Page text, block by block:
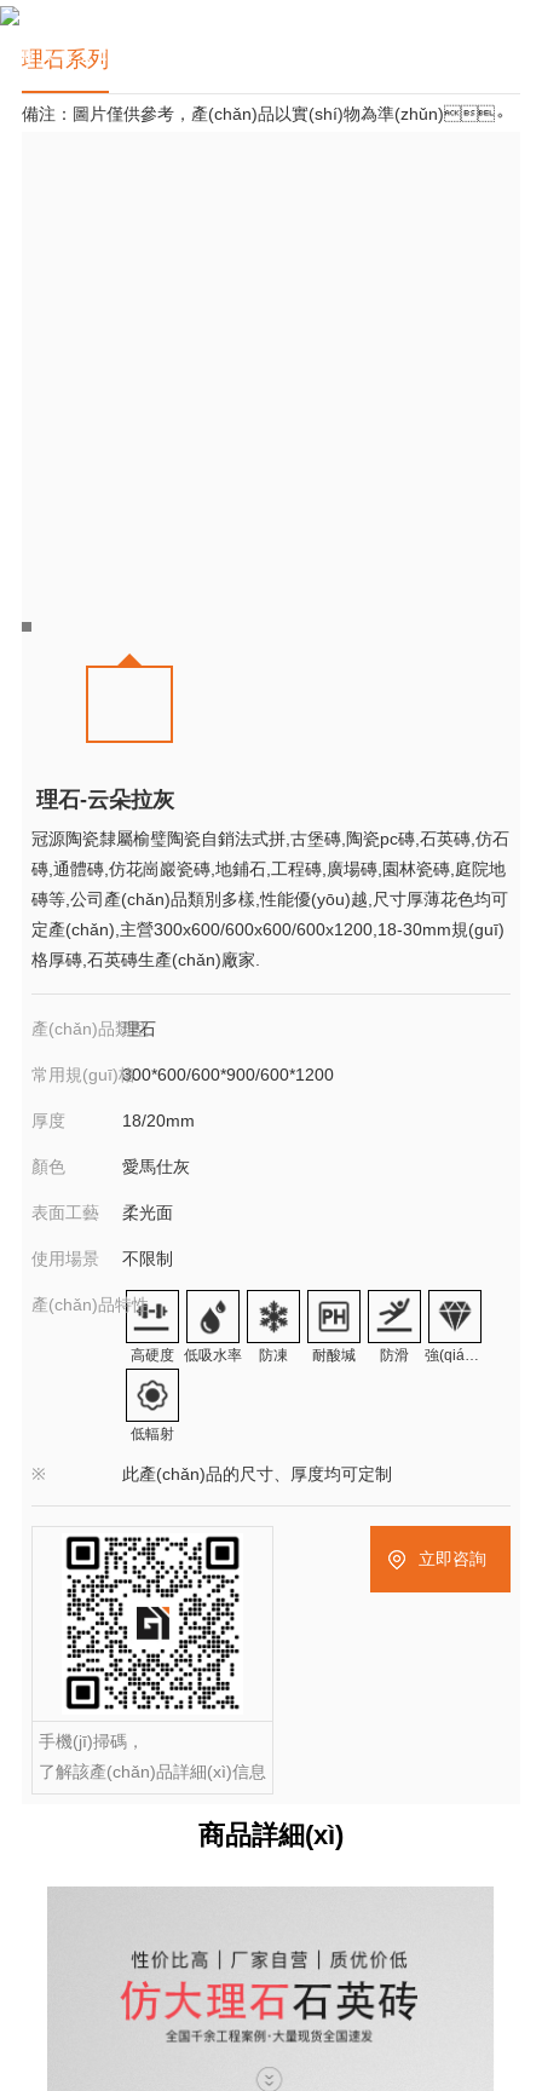
理石系列
備注：圖片僅供參考，產(chǎn)品以實(shí)物為準(zhǔn)。
理石-云朵拉灰
冠源陶瓷隸屬榆璧陶瓷自銷法式拼,古堡磚,陶瓷pc磚,石英磚,仿石
磚,通體磚,仿花崗巖瓷磚,地鋪石,工程磚,廣場磚,園林瓷磚,庭院地
磚等,公司產(chǎn)品類別多樣,性能優(yōu)越,尺寸厚薄花色均可
定產(chǎn),主營300x600/600x600/600x1200,18-30mm規(guī)
格厚磚,石英磚生產(chǎn)廠家.
產(chǎn)品類型
理石
常用規(guī)格300*600/600*900/600*1200
厚度 18/20mm
顏色 愛馬仕灰
表面工藝 柔光面
使用場景 不限制
產(chǎn)品特性
高硬度 低吸水率 防凍 耐酸堿 防滑 強(qiáng)耐磨
低輻射
※ 此產(chǎn)品的尺寸、厚度均可定制
立即咨詢
手機(jī)掃碼，
了解該產(chǎn)品詳細(xì)信息
商品詳細(xì)